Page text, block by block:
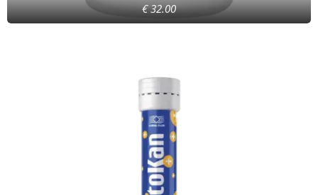
€ 32.00